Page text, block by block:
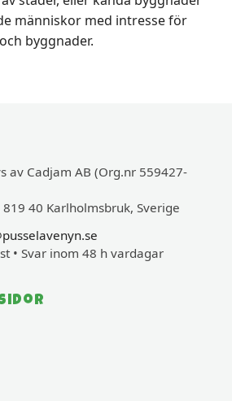
människor med intresse för
byggnader.
av Cadjam AB (Org.nr 559427-
40 Karlholmsbruk, Sverige
• Svar inom 48 h vardagar